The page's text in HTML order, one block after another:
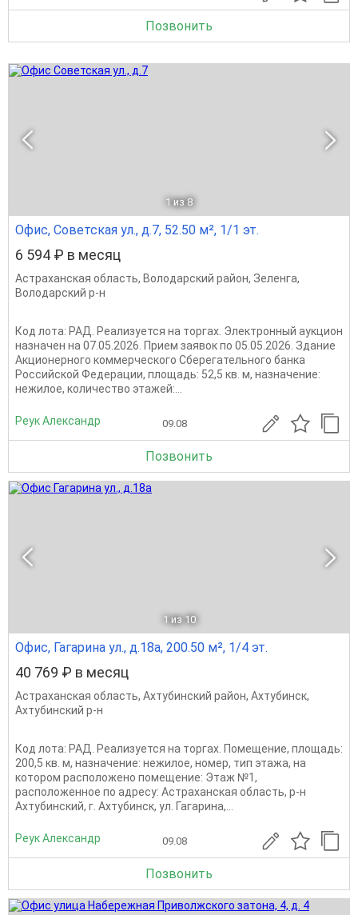
Позвонить
1 из 8
Офис, Советская ул., д.7, 52.50 м², 1/1 эт.
6 594 ₽ в месяц
Астраханская область, Володарский район, Зеленга,
Володарский р-н
Код лота: РАД. Реализуется на торгах. Электронный аукцион
назначен на 07.05.2026. Прием заявок по 05.05.2026. Здание
Акционерного коммерческого Сберегательного банка
Российской Федерации, площадь: 52,5 кв. м, назначение:
нежилое, количество этажей:...
Реук Александр 09.08
Позвонить
1 из 10
Офис, Гагарина ул., д.18а, 200.50 м², 1/4 эт.
40 769 ₽ в месяц
Астраханская область, Ахтубинский район, Ахтубинск,
Ахтубинский р-н
Код лота: РАД. Реализуется на торгах. Помещение, площадь:
200,5 кв. м, назначение: нежилое, номер, тип этажа, на
котором расположено помещение: Этаж №1,
расположенное по адресу: Астраханская область, р-н
Ахтубинский, г. Ахтубинск, ул. Гагарина,...
Реук Александр 09.08
Позвонить